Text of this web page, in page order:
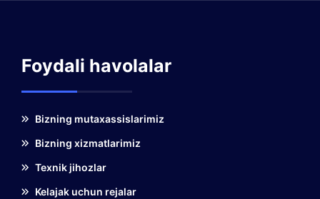
Foydali havolalar
Bizning mutaxassislarimiz
Bizning xizmatlarimiz
Texnik jihozlar
Kelajak uchun rejalar